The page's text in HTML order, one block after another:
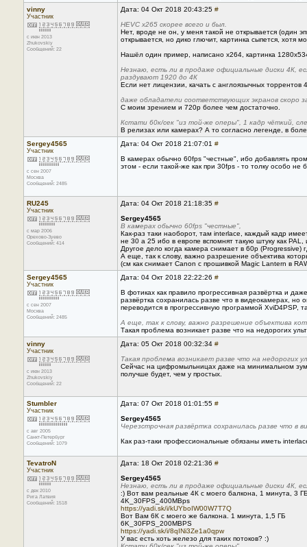
vinny
Участник
с июн 2013
Zhukovskiy
Сообщений: 22
Дата: 04 Окт 2018 20:43:25 #
HEVC x265 скорее всего и был.
Нет, вроде не он, у меня такой не открывается (один
открывается, но дико глючит, картинка сыпется, хотя
Нашёл один пример, написано x264, картинка
Незнаю, есть ли в продаже официальные диски 4К,
раздувают 1920 до 4К
Если нет лицензии, качать с англоязычных торрентов
даже обладатели соответствующих экранов скоро
С моим зрением и 720р более чем достаточно.
Кстати 60к/сек "из той-же оперы", 1 кадр чёткий,
В релизах или камерах? А то согласно легенде, в
Sergey4565
Участник
с сен 2007
Москва
Сообщений: 2485
Дата: 04 Окт 2018 21:07:01 #
В камерах обычно 60fps "честные", ибо добавлять
этом - если такой-же как при 30fps - то толку особо не
RU245
Участник
с мар 2006
Орехово-Зуево
Сообщений: 414
Дата: 04 Окт 2018 21:18:35 #
Sergey4565
В камерах обычно 60fps "честные",
Как-раз таки наоборот, там interlace, каждый кадр
не 30 а 25 ибо в европе вспомнят такую штуку как
Другое дело когда камера снимает в 60p (Progressive)
А еще, так к слову, важно разрешение объектива
(см как снимает Canon с прошивкой Magic Lantern в
Sergey4565
Участник
с сен 2007
Москва
Сообщений: 2485
Дата: 04 Окт 2018 22:22:26 #
В фотиках как правило прогрессивная развёртка и
развёртка сохранилась разве что в видеокамерах,
переводится в прогрессивную программой XviD4PSP,
А еще, так к слову, важно разрешение объектива
Такая проблема возникает разве что на недорогих
vinny
Участник
с июн 2013
Zhukovskiy
Сообщений: 22
Дата: 05 Окт 2018 00:32:34 #
Такая проблема возникает разве что на недорогих
Сейчас на цифромыльницах даже на минимальном
получше будет, чем у простых.
Stumbler
Участник
с авг 2005
Санкт-Петербург
Сообщений: 1079
Дата: 07 Окт 2018 01:01:55 #
Sergey4565
Черезстрочная развёртка сохранилась разве что в
Как раз-таки профессиональные обязаны иметь
TevatroN
Участник
с дек 2010
Рига Латвия
Сообщений: 1518
Дата: 18 Окт 2018 02:21:36 #
Sergey4565
Незнаю, есть ли в продаже официальные диски 4К,
:) Вот вам реальные 4К с моего балкона, 1 минута, 3
4K_30FPS_400MBps
https://yadi.sk/i/kUYboIW00W7T7Q
Вот Вам 6К с моего же балкона. 1 минута, 1,5 ГБ
6K_30FPS_200MBPS
https://yadi.sk/i/8qINi3Ze1a0qpw
У вас есть хоть железо для таких потоков? :)